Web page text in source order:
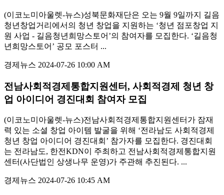
(이코노미아울렛-뉴스)성북문화재단은 오는 9월 9일까지 길음
청년창업거리에서의 청년 창업을 지원하는 ‘청년 점포창업 지
원 사업 - 길음청년희망스토어’의 참여자를 모집한다. ‘길음청
년희망스토어’ 공모 포스터 ...
경제뉴스 2024-07-26 10:00 AM
전남사회적경제통합지원센터, 사회적경제 청년 창
업 아이디어 경진대회 참여자 모집
(이코노미아울렛-뉴스)전남사회적경제통합지원센터가 잠재
력 있는 소셜 창업 아이템 발굴을 위해 ‘전라남도 사회적경제
청년 창업 아이디어 경진대회’ 참가자를 모집한다. 경진대회
는 전라남도, 한전KDN이 주최하고 전남사회적경제통합지원
센터(사단법인 상생나무 운영)가 주관해 추진된다. ...
경제뉴스 2024-07-26 10:45 AM